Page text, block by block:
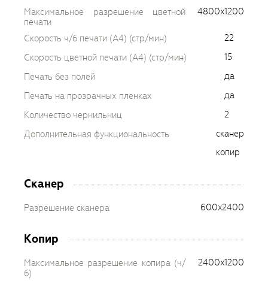
Максимальное разрешение цветной
печати
4800x1200
Скорость ч/б печати (A4) (стр/мин)
22
Скорость цветной печати (A4) (стр/мин)
15
Печать без полей
да
Печать на прозрачных пленках
да
Количество чернильниц
2
Дополнительная функциональность
сканер
копир
Сканер
Разрешение сканера 600x2400
Копир
Максимальное разрешение копира (ч/
б)
2400x1200